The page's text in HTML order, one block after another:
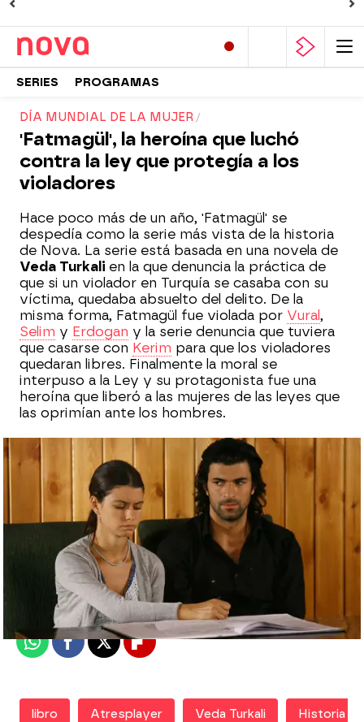
SERIES PROGRAMAS
DÍA MUNDIAL DE LA MUJER
'Fatmagül', la heroína que luchó
contra la ley que protegía a los
violadores
Hace poco más de un año, 'Fatmagül' se
despedía como la serie más vista de la historia
de Nova. La serie está basada en una novela de
Veda Turkali en la que denuncia la práctica de
que si un violador en Turquía se casaba con su
víctima, quedaba absuelto del delito. De la
misma forma, Fatmagül fue violada por Vural,
Selim y Erdogan y la serie denuncia que tuviera
que casarse con Kerim para que los violadores
quedaran libres. Finalmente la moral se
interpuso a la Ley y su protagonista fue una
heroína que liberó a las mujeres de las leyes que
las oprimían ante los hombres.
Nova
Madrid
Publicado:07 de marzo de 2019, 11:18
WhatsappFacebook
X Flipboard
libro Atresplayer Veda Turkali Historia